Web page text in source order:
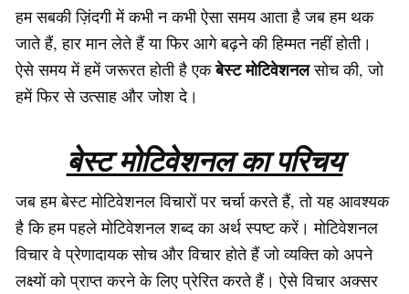
हम सबकी ज़िंदगी में कभी न कभी ऐसा समय आता है जब हम थक
जाते हैं, हार मान लेते हैं या फिर आगे बढ़ने की हिम्मत नहीं होती।
ऐसे समय में हमें जरूरत होती है एकबेस्ट मोटिवेशनलसोच की, जो
हमें फिर से उत्साह और जोश दे।
बेस्ट मोटिवेशनल का परिचय
जब हम बेस्ट मोटिवेशनल विचारों पर चर्चा करते हैं, तो यह आवश्यक
है कि हम पहले मोटिवेशनल शब्द का अर्थ स्पष्ट करें। मोटिवेशनल
विचार वे प्रेणादायक सोच और विचार होते हैं जो व्यक्ति को अपने
लक्ष्यों को प्राप्त करने के लिए प्रेरित करते हैं। ऐसे विचार अक्सर